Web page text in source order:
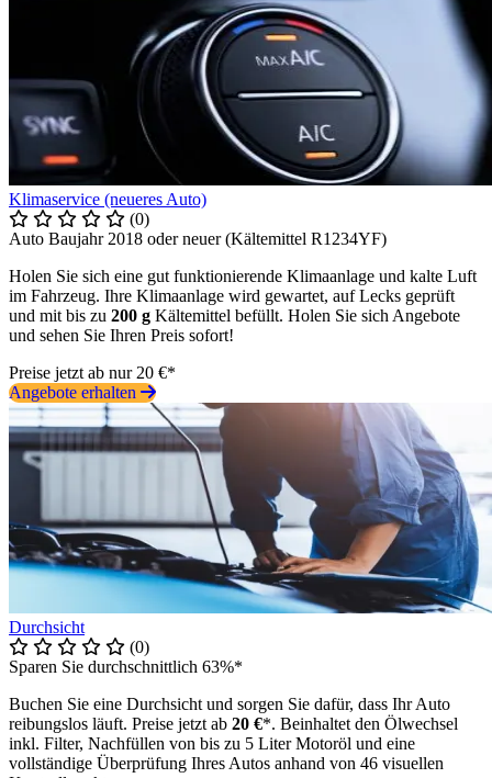
Klimaservice (neueres Auto)
(0)
Auto Baujahr 2018 oder neuer (Kältemittel R1234YF)
Holen Sie sich eine gut funktionierende Klimaanlage und kalte Luft
im Fahrzeug. Ihre Klimaanlage wird gewartet, auf Lecks geprüft
und mit bis zu 200 g Kältemittel befüllt. Holen Sie sich Angebote
und sehen Sie Ihren Preis sofort!
Preise jetzt ab nur 20 €*
Angebote erhalten
Durchsicht
(0)
Sparen Sie durchschnittlich 63%*
Buchen Sie eine Durchsicht und sorgen Sie dafür, dass Ihr Auto
reibungslos läuft. Preise jetzt ab 20 €*. Beinhaltet den Ölwechsel
inkl. Filter, Nachfüllen von bis zu 5 Liter Motoröl und eine
vollständige Überprüfung Ihres Autos anhand von 46 visuellen